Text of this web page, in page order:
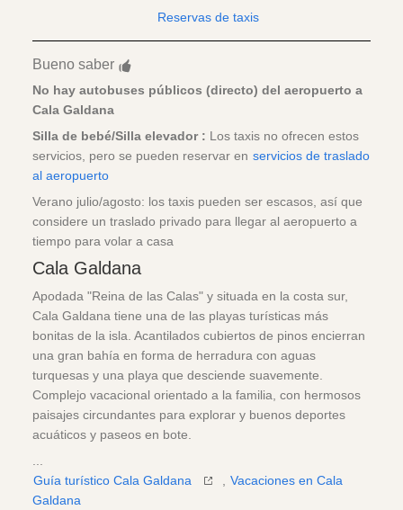
Reservas de taxis
Bueno saber
No hay autobuses públicos (directo) del aeropuerto a
Cala Galdana
Silla de bebé/Silla elevador : Los taxis no ofrecen estos
servicios, pero se pueden reservar en servicios de traslado
al aeropuerto
Verano julio/agosto: los taxis pueden ser escasos, así que
considere un traslado privado para llegar al aeropuerto a
tiempo para volar a casa
Cala Galdana
Apodada "Reina de las Calas" y situada en la costa sur,
Cala Galdana tiene una de las playas turísticas más
bonitas de la isla. Acantilados cubiertos de pinos encierran
una gran bahía en forma de herradura con aguas
turquesas y una playa que desciende suavemente.
Complejo vacacional orientado a la familia, con hermosos
paisajes circundantes para explorar y buenos deportes
acuáticos y paseos en bote.
...
Guía turístico Cala Galdana
, Vacaciones en Cala
Galdana